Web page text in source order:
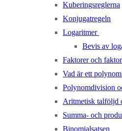
Kuberingsreglerna
Konjugatregeln
Logaritmer
Bevis av
Faktorer och
Vad är ett
Polynomdivision
Aritmetisk talföljd
Summa- och
Binomialsatsen